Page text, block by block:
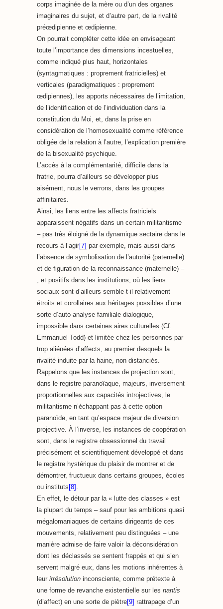
corps imaginée de la mère ou d’un des organes
imaginaires du sujet, et d’autre part, de la rivalité
préœdipienne et œdipienne.
On pourrait compléter cette idée en envisageant
toute l’importance des dimensions incestuelles,
comme indiqué plus haut, horizontales
(syntagmatiques : proprement fratricielles) et
verticales (paradigmatiques : proprement
œdipiennes), les apports nécessaires de l’imitation,
de l’identification et de l’individuation dans la
constitution du Moi, et, dans la prise en
considération de l’homosexualité comme référence
obligée de la relation à l’autre, l’explication première
de la bisexualité psychique.
L’accès à la complémentarité, difficile dans la
fratrie, pourra d’ailleurs se développer plus
aisément, nous le verrons, dans les groupes
affinitaires.
Ainsi, les liens entre les affects fratriciels
apparaissent négatifs dans un certain militantisme
– pas très éloigné de la dynamique sectaire dans le
recours à l’agir[7] par exemple, mais aussi dans
l’absence de symbolisation de l’autorité (paternelle)
et de figuration de la reconnaissance (maternelle) –
, et positifs dans les institutions, où les liens
sociaux sont d’ailleurs semble-t-il relativement
étroits et corollaires aux héritages possibles d’une
sorte d’auto-analyse familiale dialogique,
impossible dans certaines aires culturelles (Cf.
Emmanuel Todd) et limitée chez les personnes par
trop aliénées d’affects, au premier desquels la
rivalité induite par la haine, non distanciés.
Rappelons que les instances de projection sont,
dans le registre paranoïaque, majeurs, inversement
proportionnelles aux capacités introjectives, le
militantisme n’échappant pas à cette option
paranoïde, en tant qu’espace majeur de diversion
projective. À l’inverse, les instances de coopération
sont, dans le registre obsessionnel du travail
précisément et scientifiquement développé et dans
le registre hystérique du plaisir de montrer et de
démontrer, fructueux dans certains groupes, écoles
ou instituts [8] .
En effet, le détour par la « lutte des classes » est
la plupart du temps – sauf pour les ambitions quasi
mégalomaniaques de certains dirigeants de ces
mouvements, relativement peu distinguées – une
manière admise de faire valoir la déconsidération
dont les déclassés se sentent frappés et qui s’en
servent malgré eux, dans les motions inhérentes à
leur irrésolution inconsciente, comme prétexte à
une forme de revanche existentielle sur les nantis
(d’affect) en une sorte de piètre[9] rattrapage d’un